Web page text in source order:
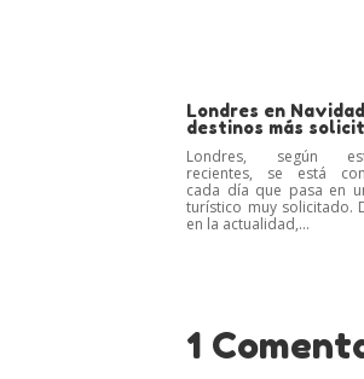
Londres en
destinos más
Londres, según
recientes, se está
cada día que pasa en
turístico muy solicitado.
en la actualidad,...
1